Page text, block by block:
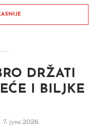
DRŽATI
I BILJKE
7. јуна 2026.